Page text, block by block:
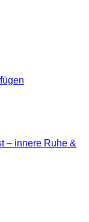
– innere Ruhe &